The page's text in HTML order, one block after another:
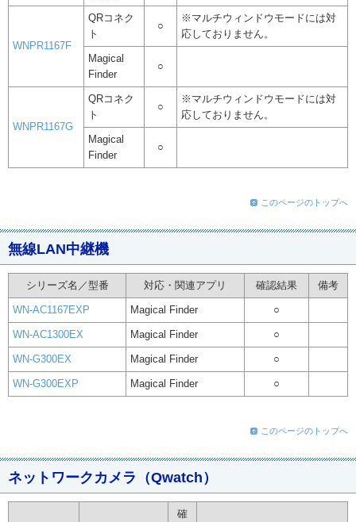
WNPR1167F
QRコネク
ト
○
※マルチウィンドウモードには対
応しておりません。
Magical
Finder
○
WNPR1167G
QRコネク
ト
○
※マルチウィンドウモードには対
応しておりません。
Magical
Finder
○
このページのトップへ
無線LAN中継機
シリーズ名／型番 対応・関連アプリ 確認結果 備考
WN-AC1167EXP Magical Finder ○
WN-AC1300EX Magical Finder ○
WN-G300EX Magical Finder ○
WN-G300EXP Magical Finder ○
このページのトップへ
ネットワークカメラ（Qwatch）
確